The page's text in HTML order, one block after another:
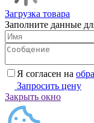
Загрузка товара
Заполните данные
Я согласен на
Запросить цену
Закрыть окно